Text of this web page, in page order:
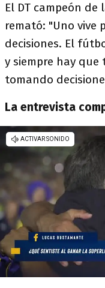
El DT campeón
remató: "Uno vive
decisiones. El
y siempre hay que
tomando
La entrevista